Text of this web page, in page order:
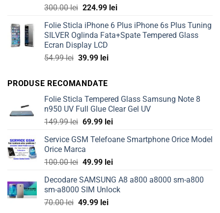
300.00lei Original
was:
300.00 lei.
224.99 leiCurrent
is:
224.99 lei.
Folie Sticla iPhone 6 Plus iPhone 6s Plus Tuning
SILVER Oglinda Fata+Spate Tempered Glass
Ecran Display LCD
54.99lei Original
54.99 lei.
39.99 leiCurrent
PRODUSE RECOMANDATE
Folie Sticla Tempered Glass Samsung Note 8
n950 UV Full Glue Clear Gel UV
149.99lei Original
was:
149.99 lei.
69.99 leiCurrent
is:
Service GSM Telefoane Smartphone Orice Model
Orice Marca
100.00lei Original
was:
100.00 lei.
49.99 leiCurrent
is:
49.99 lei.
Decodare SAMSUNG A8 a800 a8000 sm-a800
sm-a8000 SIM Unlock
70.00lei Original
49.99 leiCurrent